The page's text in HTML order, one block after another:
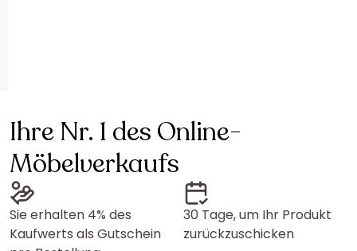
Ihre Nr. 1 des Online-
Möbelverkaufs
Sie erhalten 4% des
Kaufwerts als Gutschein
30 Tage, um Ihr Produkt
zurückzuschicken